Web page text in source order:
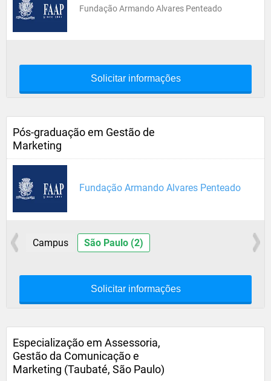
Fundação Armando Alvares Penteado
Solicitar informações
Pós-graduação em Gestão de
Marketing
Fundação Armando Alvares Penteado
Campus São Paulo (2)
Solicitar informações
Especialização em Assessoria,
Gestão da Comunicação e
Marketing (Taubaté, São Paulo)